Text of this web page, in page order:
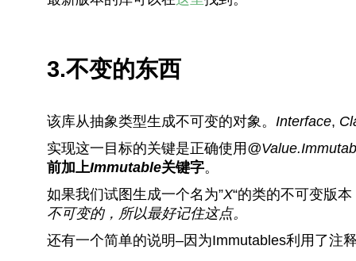
3.不变的东西
该库从抽象类型生成不可变的对象。 Interface,
实现这一目标的关键是正确使用
前加上Immutable关键字。
如果我们试图生成一个名为”X“的类的不可变版
不可变的，所以最好记住这点。
还有一个简单的说明–因为Immutables利用了注